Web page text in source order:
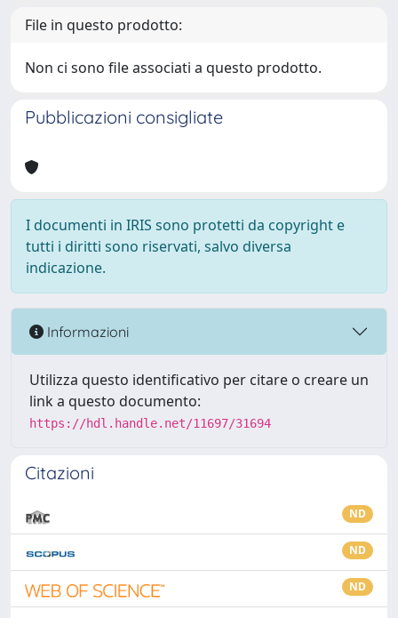
File in questo prodotto:
Non ci sono file associati a questo prodotto.
Pubblicazioni consigliate
I documenti in IRIS sono protetti da copyright e
tutti i diritti sono riservati, salvo diversa
indicazione.
Informazioni
Utilizza questo identificativo per citare o creare un
link a questo documento:
https://hdl.handle.net/11697/31694
Citazioni
ND
ND
ND